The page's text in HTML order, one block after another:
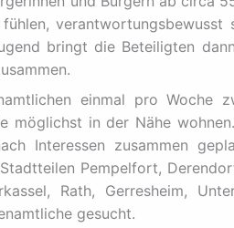
verantwortungsbewusst
bringt die Beteiligten
einmal pro
möglichst in der Nähe
Interessen zusammen
Pempelfort,
Rath, Gerresheim,
gesucht.